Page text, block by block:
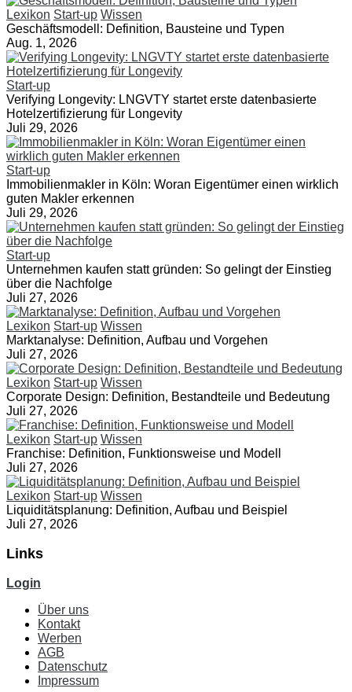
Lexikon Start-up Wissen
Geschäftsmodell: Definition, Bausteine und Typen
Aug. 1, 2026
Start-up
Verifying Longevity: LNGVTY startet erste datenbasierte
Hotelzertifizierung für Longevity
Juli 29, 2026
Start-up
Immobilienmakler in Köln: Woran Eigentümer einen wirklich
guten Makler erkennen
Juli 29, 2026
Start-up
Unternehmen kaufen statt gründen: So gelingt der Einstieg
über die Nachfolge
Juli 27, 2026
Lexikon Start-up Wissen
Marktanalyse: Definition, Aufbau und Vorgehen
Juli 27, 2026
Lexikon Start-up Wissen
Corporate Design: Definition, Bestandteile und Bedeutung
Juli 27, 2026
Lexikon Start-up Wissen
Franchise: Definition, Funktionsweise und Modell
Juli 27, 2026
Lexikon Start-up Wissen
Liquiditätsplanung: Definition, Aufbau und Beispiel
Juli 27, 2026
Links
Login
Über uns
Kontakt
Werben
AGB
Datenschutz
Impressum